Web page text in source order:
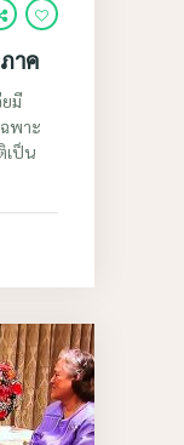
าค
มี
พาะ
เป็น